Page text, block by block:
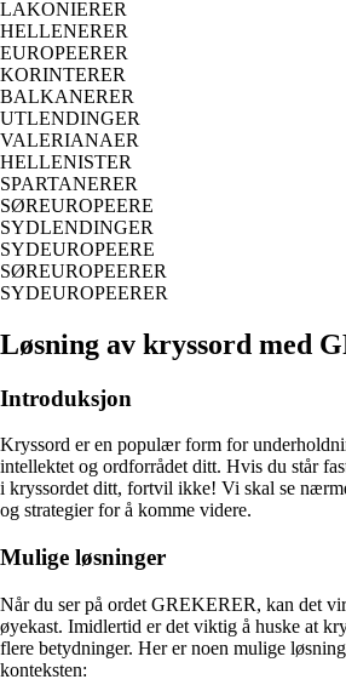
LAKONIERER
HELLENERER
EUROPEERER
KORINTERER
BALKANERER
UTLENDINGER
VALERIANAER
HELLENISTER
SPARTANERER
SØREUROPEERE
SYDLENDINGER
SYDEUROPEERE
SØREUROPEERER
SYDEUROPEERER
Løsning av kryssord med
Introduksjon
Kryssord er en populær form for
intellektet og ordforrådet ditt. Hvis du står
i kryssordet ditt, fortvil ikke! Vi skal se
og strategier for å komme videre.
Mulige løsninger
Når du ser på ordet GREKERER, kan det
øyekast. Imidlertid er det viktig å huske at
flere betydninger. Her er noen mulige
konteksten: